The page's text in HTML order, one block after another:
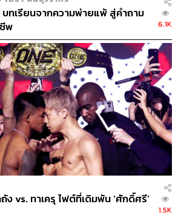
บทเรียนจากความพ่ายแพ้ สู่คำถาม
พ
6.1K
vs. ทาเครุ ไฟต์ที่เดิมพัน ‘ศักดิ์ศรี’
1.5K